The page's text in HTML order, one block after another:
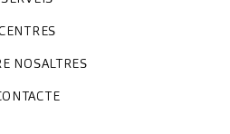
diagnòstiques
mèdiques
especialitzades
CENTRES
CreuBlanca
Tarradellas
MédicaMaresme
NOSALTRES
Qui som
nosaltres
BlogEmpreses
freqüents